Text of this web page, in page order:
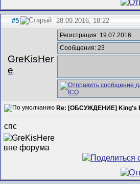
#5 28.09.2016, 18:22
GreKisHer
e
Регистрация: 19.07.2016
Сообщения: 23
Re: [ОБСУЖДЕНИЕ] King's
спс